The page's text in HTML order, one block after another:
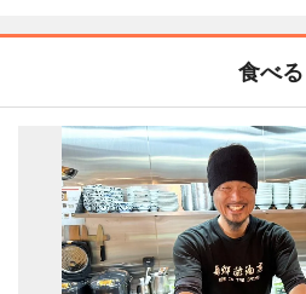
食べる